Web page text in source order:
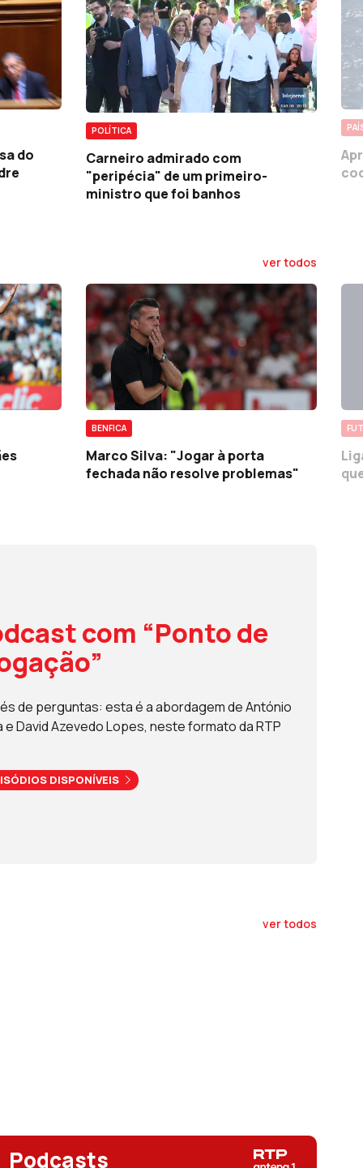
do
POLÍTICA
Carneiro admirado com
"peripécia" de um primeiro-
ministro que foi banhos
ver todos
BENFICA
Marco Silva: "Jogar à porta
fechada não resolve problemas"
com “Ponto de
de perguntas: esta é a abordagem de António
e David Azevedo Lopes, neste formato da RTP
DISPONÍVEIS
ver todos
Podcasts